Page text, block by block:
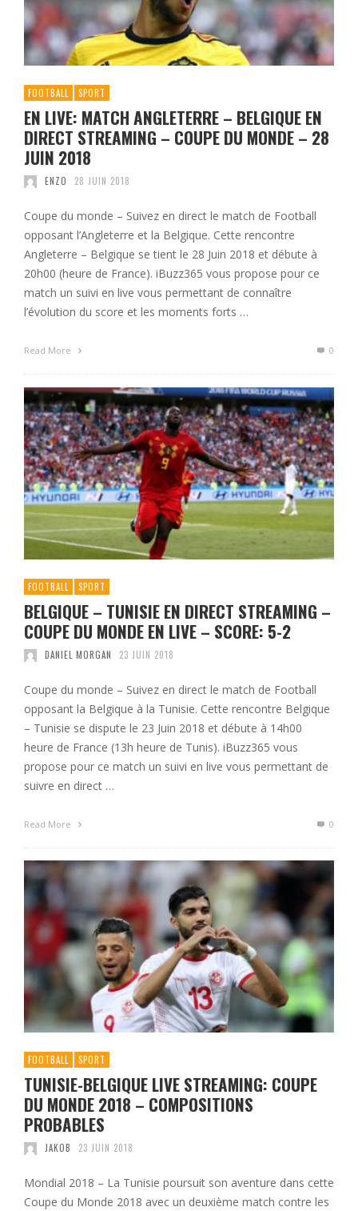
FOOTBALL SPORT
EN LIVE: MATCH ANGLETERRE – BELGIQUE EN
DIRECT STREAMING – COUPE DU MONDE – 28
JUIN 2018
ENZO 28 JUIN 2018
Coupe du monde – Suivez en direct le match de Football
opposant l’Angleterre et la Belgique. Cette rencontre
Angleterre – Belgique se tient le 28 Juin 2018 et débute à
20h00 (heure de France). iBuzz365 vous propose pour ce
match un suivi en live vous permettant de connaître
l’évolution du score et les moments forts …
Read More 0
FOOTBALL SPORT
BELGIQUE – TUNISIE EN DIRECT STREAMING –
COUPE DU MONDE EN LIVE – SCORE: 5-2
DANIEL MORGAN 23 JUIN 2018
Coupe du monde – Suivez en direct le match de Football
opposant la Belgique à la Tunisie. Cette rencontre Belgique
– Tunisie se dispute le 23 Juin 2018 et débute à 14h00
heure de France (13h heure de Tunis). iBuzz365 vous
propose pour ce match un suivi en live vous permettant de
suivre en direct …
Read More 0
FOOTBALL SPORT
TUNISIE-BELGIQUE LIVE STREAMING: COUPE
DU MONDE 2018 – COMPOSITIONS
PROBABLES
JAKOB 23 JUIN 2018
Mondial 2018 – La Tunisie poursuit son aventure dans cette
Coupe du Monde 2018 avec un deuxième match contre les